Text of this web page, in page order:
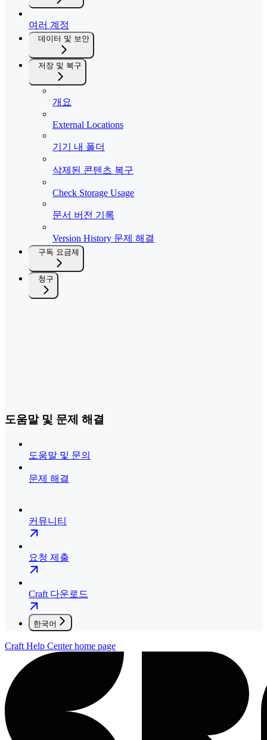
여러 계정
데이터 및 보안
저장 및 복구
개요
External Locations
기기 내 폴더
삭제된 콘텐츠 복구
Check Storage Usage
문서 버전 기록
Version History 문제 해결
구독 요금제
청구
도움말 및 문제 해결
도움말 및 문의
문제 해결
커뮤니티
요청 제출
Craft 다운로드
한국어
Craft Help Centerhome page